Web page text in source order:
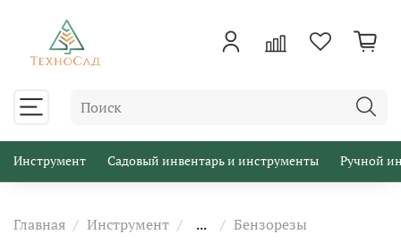
Инструмент Садовый инвентарь и инструменты Ручной
Главная Инструмент ... Бензорезы